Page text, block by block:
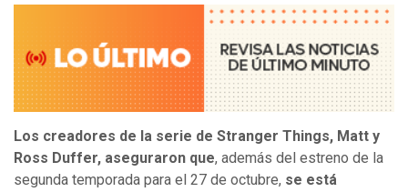
Los creadores de la serie de Stranger Things, Matt y
Ross Duffer, aseguraron que, además del estreno de la
segunda temporada para el 27 de octubre, se está